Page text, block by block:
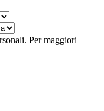
Per maggiori